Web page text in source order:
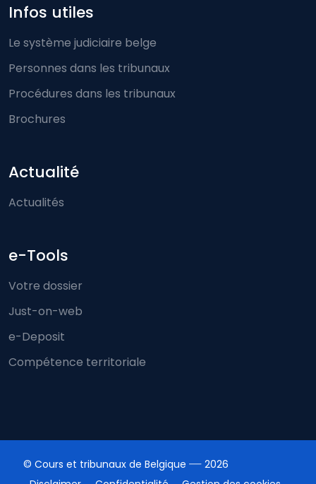
Infos utiles
Le système judiciaire belge
Personnes dans les tribunaux
Procédures dans les tribunaux
Brochures
Actualité
Actualités
e-Tools
Votre dossier
Just-on-web
e-Deposit
Compétence territoriale
© Cours et tribunaux de Belgique
2026